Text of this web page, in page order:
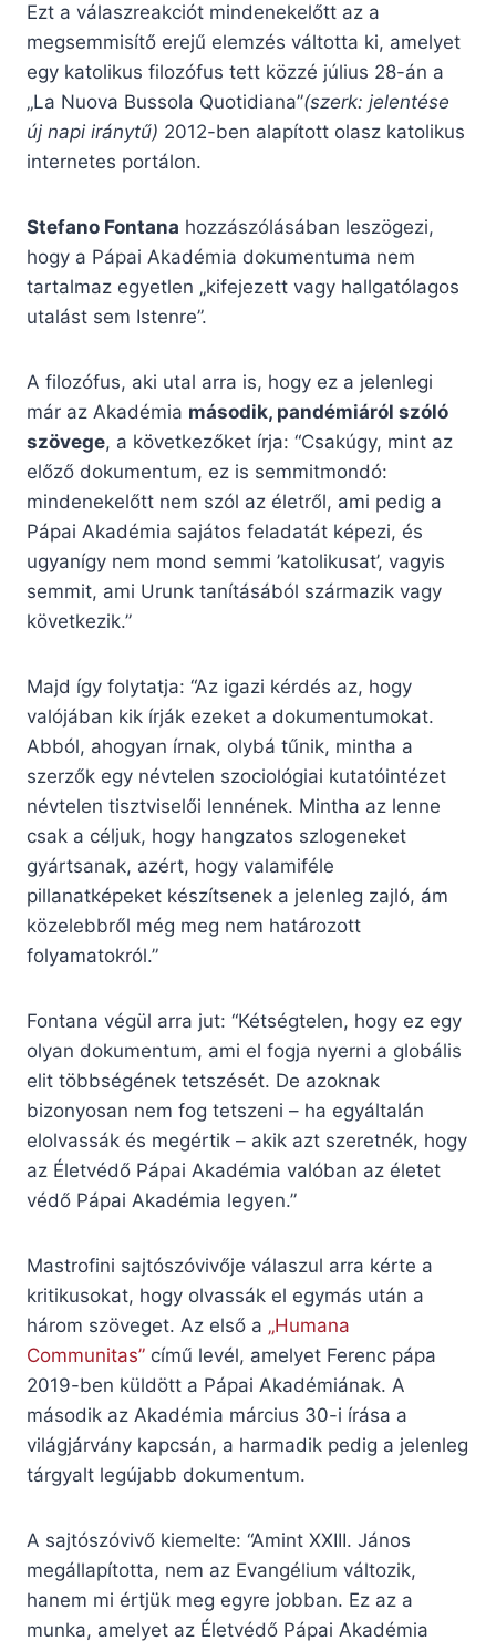
Ezt a válaszreakciót mindenekelőtt az a
megsemmisítő erejű elemzés váltotta ki, amelyet
egy katolikus filozófus tett közzé július 28-án a
„La Nuova Bussola Quotidiana”(szerk: jelentése
új napi iránytű) 2012-ben alapított olasz katolikus
internetes portálon.
Stefano Fontana hozzászólásában leszögezi,
hogy a Pápai Akadémia dokumentuma nem
tartalmaz egyetlen „kifejezett vagy hallgatólagos
utalást sem Istenre”.
A filozófus, aki utal arra is, hogy ez a jelenlegi
már az Akadémia második, pandémiáról szóló
szövege, a következőket írja: “Csakúgy, mint az
előző dokumentum, ez is semmitmondó:
mindenekelőtt nem szól az életről, ami pedig a
Pápai Akadémia sajátos feladatát képezi, és
ugyanígy nem mond semmi ’katolikusat’, vagyis
semmit, ami Urunk tanításából származik vagy
következik.”
Majd így folytatja: “Az igazi kérdés az, hogy
valójában kik írják ezeket a dokumentumokat.
Abból, ahogyan írnak, olybá tűnik, mintha a
szerzők egy névtelen szociológiai kutatóintézet
névtelen tisztviselői lennének. Mintha az lenne
csak a céljuk, hogy hangzatos szlogeneket
gyártsanak, azért, hogy valamiféle
pillanatképeket készítsenek a jelenleg zajló, ám
közelebbről még meg nem határozott
folyamatokról.”
Fontana végül arra jut: “Kétségtelen, hogy ez egy
olyan dokumentum, ami el fogja nyerni a globális
elit többségének tetszését. De azoknak
bizonyosan nem fog tetszeni – ha egyáltalán
elolvassák és megértik – akik azt szeretnék, hogy
az Életvédő Pápai Akadémia valóban az életet
védő Pápai Akadémia legyen.”
Mastrofini sajtószóvivője válaszul arra kérte a
kritikusokat, hogy olvassák el egymás után a
három szöveget. Az első a „Humana
Communitas” című levél, amelyet Ferenc pápa
2019-ben küldött a Pápai Akadémiának. A
második az Akadémia március 30-i írása a
világjárvány kapcsán, a harmadik pedig a jelenleg
tárgyalt legújabb dokumentum.
A sajtószóvivő kiemelte: “Amint XXIII. János
megállapította, nem az Evangélium változik,
hanem mi értjük meg egyre jobban. Ez az a
munka, amelyet az Életvédő Pápai Akadémia